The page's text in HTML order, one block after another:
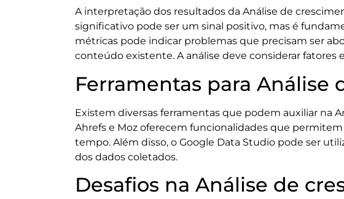
A interpretação dos resultados da Análise de
significativo pode ser um sinal positivo, mas é
métricas pode indicar problemas que precisam ser
conteúdo existente. A análise deve considerar
Ferramentas para Análise
Existem diversas ferramentas que podem auxiliar na
Ahrefs e Moz oferecem funcionalidades que
tempo. Além disso, o Google Data Studio pode ser
dos dados coletados.
Desafios na Análise de